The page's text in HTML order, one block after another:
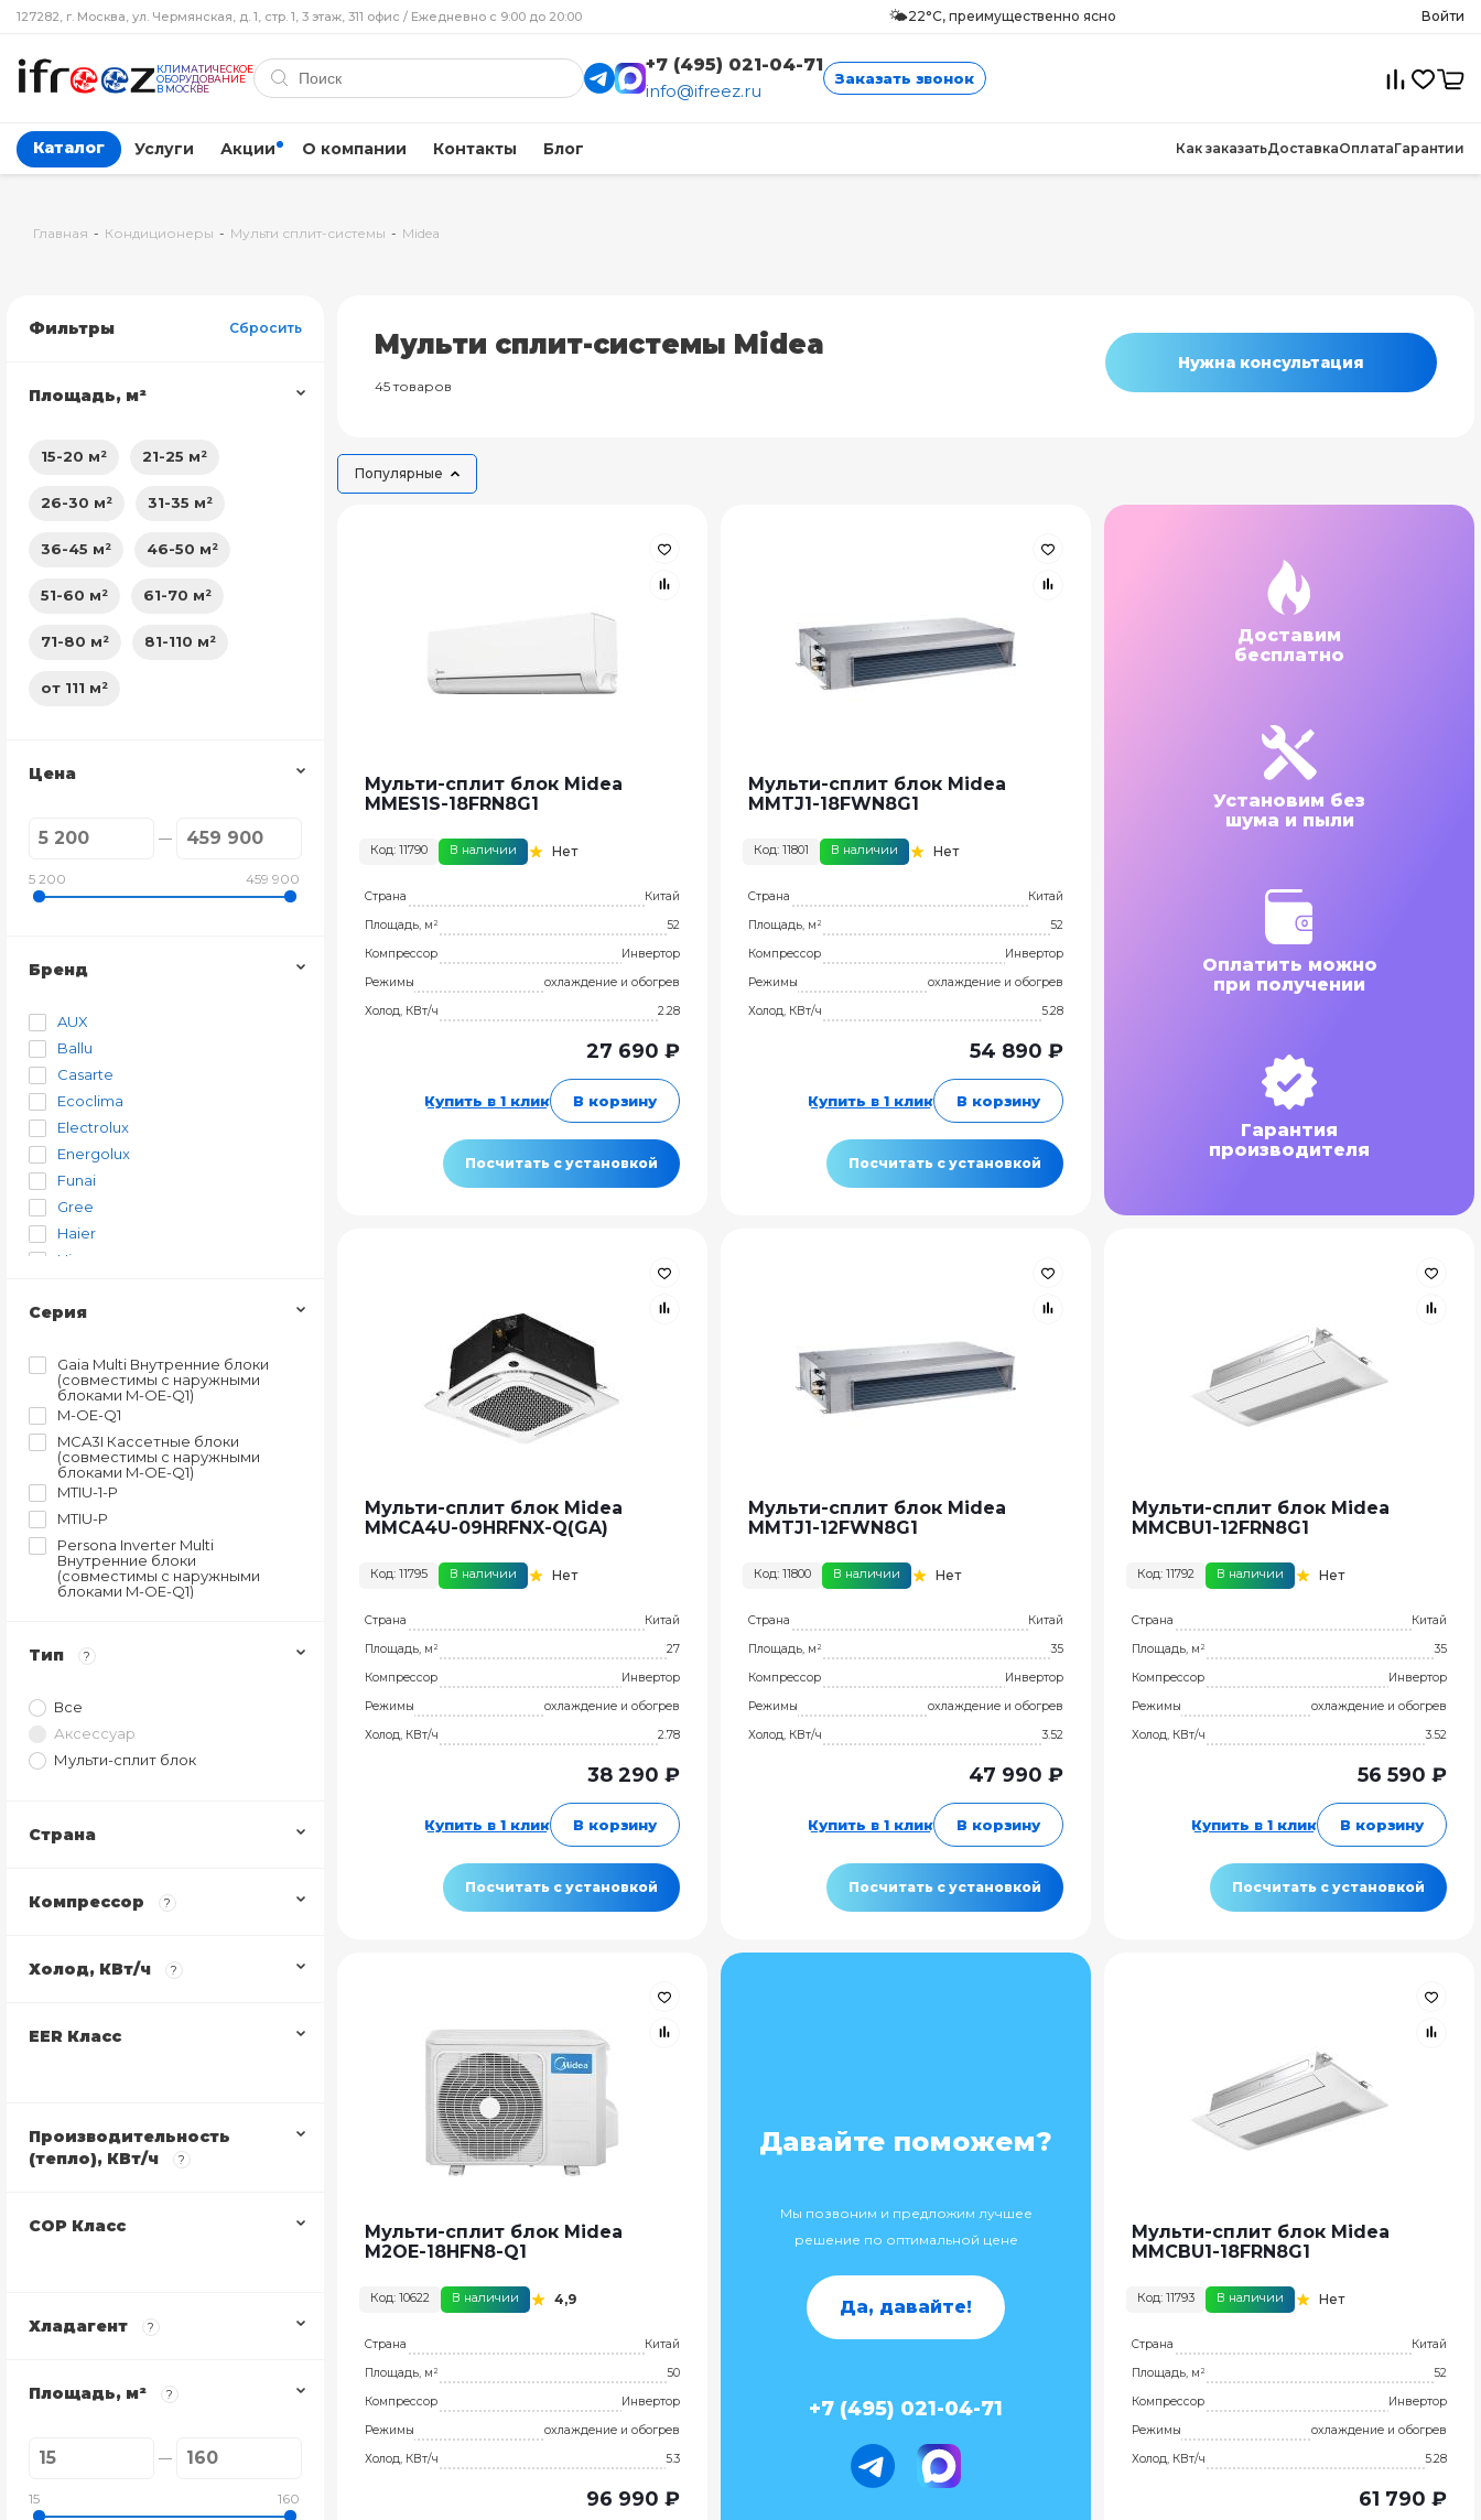
127282, г. Москва, ул. Чермянская, д. 1, стр. 1, 3 этаж, 311 офис / Ежедневно с 9:00 до 20:00 🌤️22°C, преимущественно ясно Войти
КЛИМАТИЧЕСКОЕ
ОБОРУДОВАНИЕ
В МОСКВЕ
+7 (495) 021-04-71
info@ifreez.ru
Заказать звонок
Каталог Услуги Акции О компании Контакты Блог Как заказатьДоставкаОплатаГарантии
Главная - Кондиционеры - Мульти сплит-системы - Midea
Мульти сплит-системы Midea
45 товаров
Нужна консультация
Популярные
Мульти-сплит блок Midea
MMES1S-18FRN8G1
Код: 11790 В наличии Нет
Страна
Китай
Площадь, м²
52
Компрессор
Инвертор
Режимы
охлаждение и обогрев
Холод, КВт/ч
2.28
27 690 ₽
Купить в 1 клик В корзину
Посчитать с установкой
Мульти-сплит блок Midea
MMTJ1-18FWN8G1
Код: 11801 В наличии Нет
Страна
Китай
Площадь, м²
52
Компрессор
Инвертор
Режимы
охлаждение и обогрев
Холод, КВт/ч
5.28
54 890 ₽
Купить в 1 клик В корзину
Посчитать с установкой
Доставим
бесплатно
Установим без
шума и пыли
Оплатить можно
при получении
Гарантия
производителя
Мульти-сплит блок Midea
MMCA4U-09HRFNX-Q(GA)
Код: 11795 В наличии Нет
Страна
Китай
Площадь, м²
27
Компрессор
Инвертор
Режимы
охлаждение и обогрев
Холод, КВт/ч
2.78
38 290 ₽
Купить в 1 клик В корзину
Посчитать с установкой
Мульти-сплит блок Midea
MMTJ1-12FWN8G1
Код: 11800 В наличии Нет
Страна
Китай
Площадь, м²
35
Компрессор
Инвертор
Режимы
охлаждение и обогрев
Холод, КВт/ч
3.52
47 990 ₽
Купить в 1 клик В корзину
Посчитать с установкой
Мульти-сплит блок Midea
MMCBU1-12FRN8G1
Код: 11792 В наличии Нет
Страна
Китай
Площадь, м²
35
Компрессор
Инвертор
Режимы
охлаждение и обогрев
Холод, КВт/ч
3.52
56 590 ₽
Купить в 1 клик В корзину
Посчитать с установкой
Мульти-сплит блок Midea
M2OE-18HFN8-Q1
Код: 10622 В наличии 4,9
Страна
Китай
Площадь, м²
50
Компрессор
Инвертор
Режимы
охлаждение и обогрев
Холод, КВт/ч
5.3
96 990 ₽
Давайте поможем?
Мы позвоним и предложим лучшее
решение по оптимальной цене
Да, давайте!
+7 (495) 021-04-71
Мульти-сплит блок Midea
MMCBU1-18FRN8G1
Код: 11793 В наличии Нет
Страна
Китай
Площадь, м²
52
Компрессор
Инвертор
Режимы
охлаждение и обогрев
Холод, КВт/ч
5.28
61 790 ₽
Фильтры Сбросить
Площадь, м²
15-20 м² 21-25 м²
26-30 м² 31-35 м²
36-45 м² 46-50 м²
51-60 м² 61-70 м²
71-80 м² 81-110 м²
от 111 м²
Цена
5 200 459 900
Бренд
AUX
Ballu
Casarte
Ecoclima
Electrolux
Energolux
Funai
Gree
Haier
Hisense
LG
MDV
Midea
Royal Clima
TCL
Toshiba
Серия
Gaia Multi Внутренние блоки
(совместимы с наружными
блоками M-OE-Q1)
M-OE-Q1
MCA3I Кассетные блоки
(совместимы с наружными
блоками M-OE-Q1)
MTIU-1-P
MTIU-P
Persona Inverter Multi
Внутренние блоки
(совместимы с наружными
блоками M-OE-Q1)
блоками M-OE-Q1)
Внутренние блоки кассетного
типа Компактные (600х600)
MMCA4U
Внутренние блоки кассетного
Настенные внутренние блоки
Тип ?
Все
Аксессуар
Мульти-сплит блок
Страна
Компрессор ?
Холод, КВт/ч ?
EER Класс
Производительность
(тепло), КВт/ч
?
COP Класс
Хладагент ?
Площадь, м² ?
15 160